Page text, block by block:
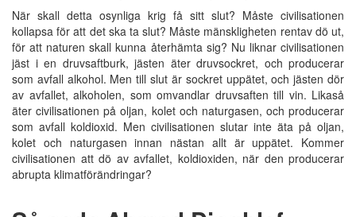
När skall detta osynliga krig få sitt slut? Måste civilisationen
kollapsa för att det ska ta slut? Måste mänskligheten rentav dö ut,
för att naturen skall kunna återhämta sig? Nu liknar civilisationen
jäst i en druvsaftburk, jästen äter druvsockret, och producerar
som avfall alkohol. Men till slut är sockret uppätet, och jästen dör
av avfallet, alkoholen, som omvandlar druvsaften till vin. Likaså
äter civilisationen på oljan, kolet och naturgasen, och producerar
som avfall koldioxid. Men civilisationen slutar inte äta på oljan,
kolet och naturgasen innan nästan allt är uppätet. Kommer
civilisationen att dö av avfallet, koldioxiden, när den producerar
abrupta klimatförändringar?